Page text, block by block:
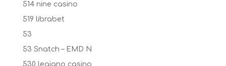
514 nine casino
519 librabet
53
53 Snatch – EMD N
530 legiano casino